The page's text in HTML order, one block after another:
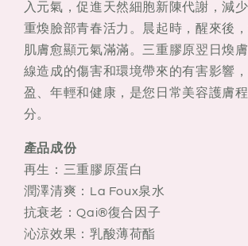
入元氣，促進天然細胞新陳代謝，減
重煥臉部青春活力。晨起時，醒來後
肌膚愈顯元氣滿滿。三重膠原翌日煥
線造成的傷害和環境帶來的有害影響
盈、年輕和健康，是您日常美容護膚
分。
產品成份
再生：三重膠原蛋白
潤澤清爽：La Foux泉水
抗衰老：Qai®復合因子
沁涼效果：乳酸薄荷酯